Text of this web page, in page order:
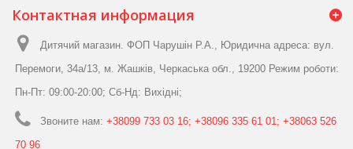
Контактная информация
Дитячий магазин. ФОП Чарушін Р.А., Юридична адреса: вул.
Перемоги, 34а/13, м. Жашків, Черкаська обл., 19200 Режим роботи:
Пн-Пт: 09:00-20:00; Сб-Нд: Вихідні;
Звоните нам: +38099 733 03 16; +38096 335 61 01; +38063 526
70 96